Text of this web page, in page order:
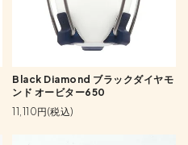
Black Diamond ブラックダイヤモ
ンド オービター650
11,110円(税込)